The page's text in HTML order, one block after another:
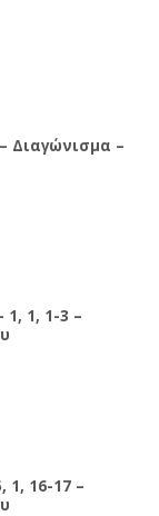
Διαγώνισμα –
1, 1-3 –
16-17 –